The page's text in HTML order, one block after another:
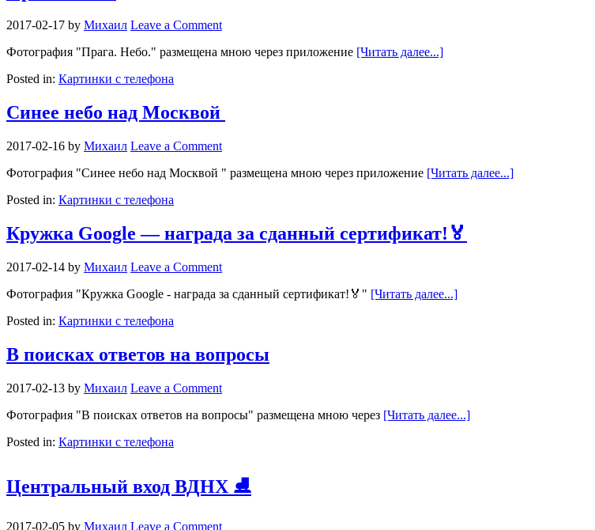
2017-02-17 by Михаил Leave a Comment
Фотография "Прага. Небо." размещена мною через приложение [Читать далее...]
Posted in: Картинки с телефона
Синее небо над Москвой ️
2017-02-16 by Михаил Leave a Comment
Фотография "Синее небо над Москвой ️" размещена мною через приложение [Читать далее...]
Posted in: Картинки с телефона
Кружка Google — награда за сданный сертификат!🏅
2017-02-14 by Михаил Leave a Comment
Фотография "Кружка Google - награда за сданный сертификат!🏅" [Читать далее...]
Posted in: Картинки с телефона
В поисках ответов на вопросы
2017-02-13 by Михаил Leave a Comment
Фотография "В поисках ответов на вопросы" размещена мною через [Читать далее...]
Posted in: Картинки с телефона
Центральный вход ВДНХ ⛸
2017-02-05 by Михаил Leave a Comment